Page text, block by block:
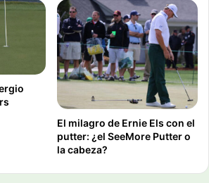
El milagro de Ernie Els con el
putter: ¿el SeeMore Putter o
la cabeza?